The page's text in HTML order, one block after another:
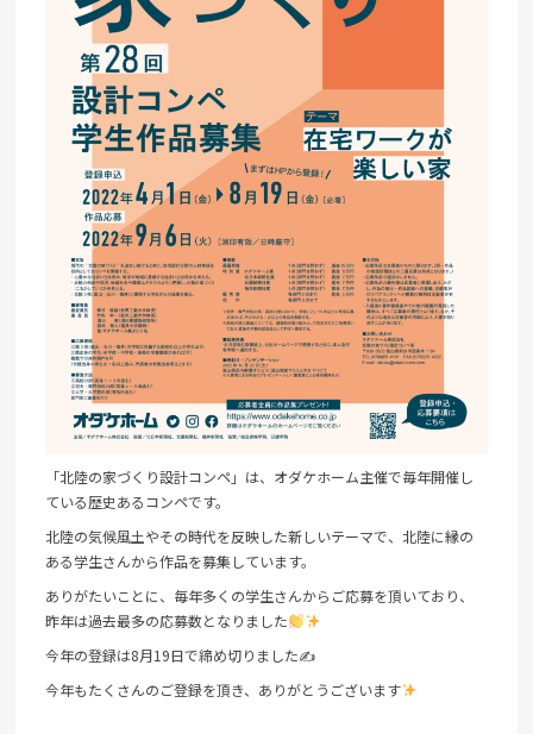
「北陸の家づくり設計コンペ」は、オダケホーム主催で毎年開催し
ている歴史あるコンペです。
北陸の気候風土やその時代を反映した新しいテーマで、北陸に縁の
ある学生さんから作品を募集しています。
ありがたいことに、毎年多くの学生さんからご応募を頂いており、
昨年は過去最多の応募数となりました
今年の登録は8月19日で締め切りました✍
今年もたくさんのご登録を頂き、ありがとうございます